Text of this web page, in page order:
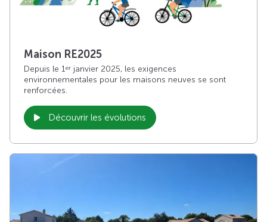
Maison RE2025
Depuis le 1er janvier 2025, les exigences
environnementales pour les maisons neuves se sont
renforcées.
Découvrir les évolutions